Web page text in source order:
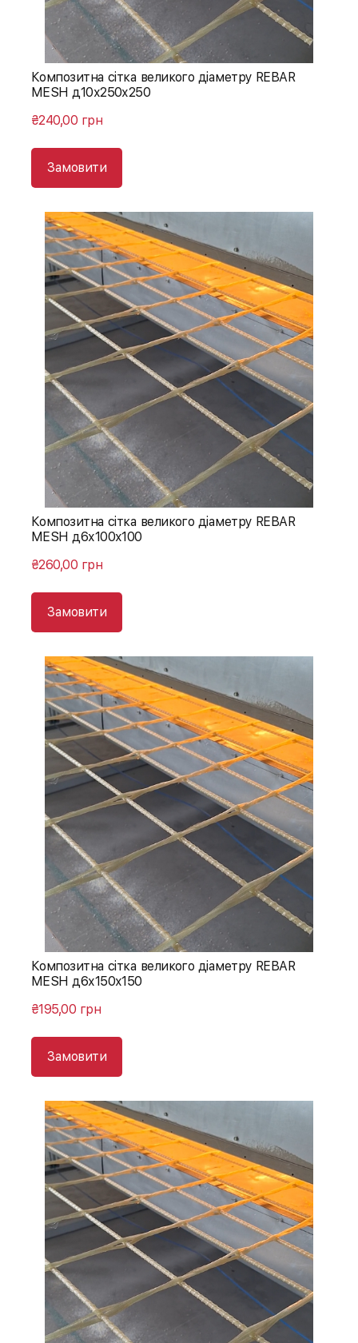
Композитна сітка великого діаметру REBAR
MESH д10х250х250
₴240,00 грн
Замовити
Композитна сітка великого діаметру REBAR
MESH д6х100х100
₴260,00 грн
Замовити
Композитна сітка великого діаметру REBAR
MESH д6х150х150
₴195,00 грн
Замовити